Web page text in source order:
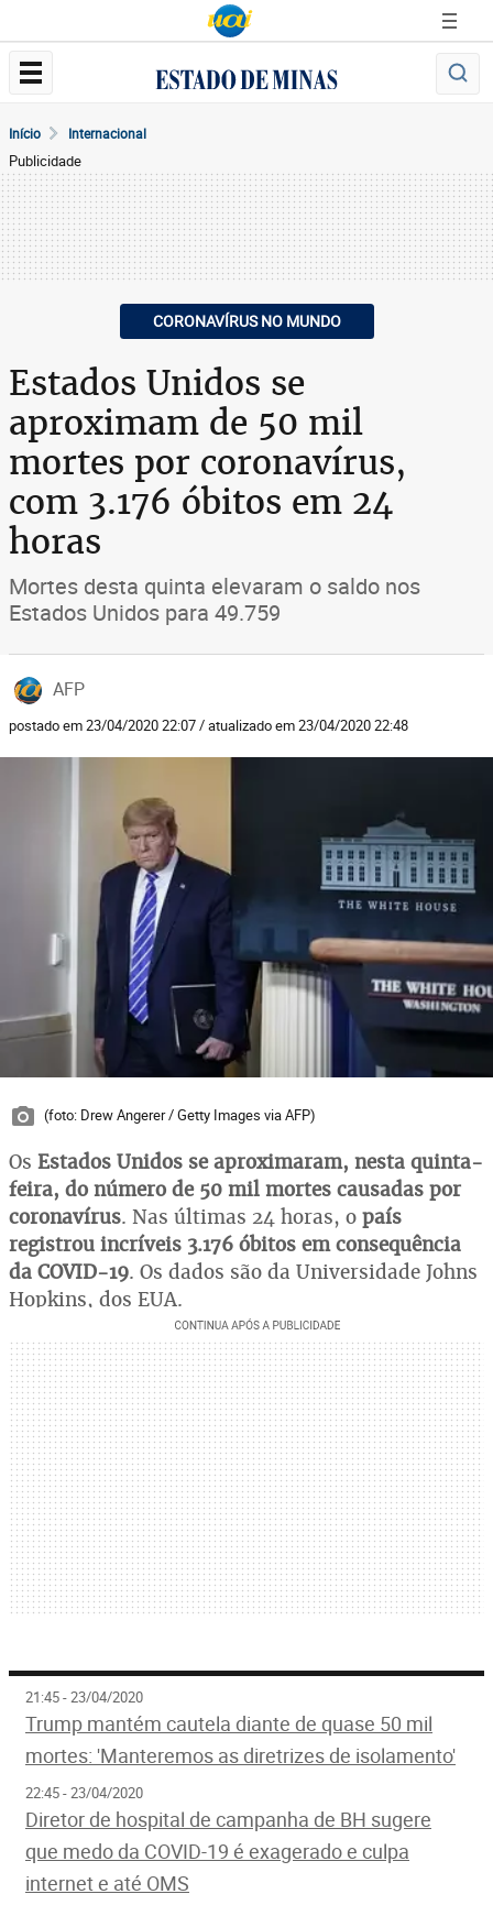
Início Internacional
Publicidade
CORONAVÍRUS NO MUNDO
Estados Unidos se
aproximam de 50 mil
mortes por coronavírus,
com 3.176 óbitos em 24
horas
Mortes desta quinta elevaram o saldo nos
Estados Unidos para 49.759
AFP
postado em 23/04/2020 22:07 / atualizado em 23/04/2020 22:48
(foto: Drew Angerer / Getty Images via AFP)
Os Estados Unidos se aproximaram, nesta quinta-
feira, do número de 50 mil mortes causadas por
coronavírus. Nas últimas 24 horas, o país
registrou incríveis 3.176 óbitos em consequência
da COVID-19. Os dados são da Universidade Johns
Hopkins, dos EUA.
21:45 - 23/04/2020
Trump mantém cautela diante de quase 50 mil
mortes: 'Manteremos as diretrizes de isolamento'
22:45 - 23/04/2020
Diretor de hospital de campanha de BH sugere
que medo da COVID-19 é exagerado e culpa
internet e até OMS